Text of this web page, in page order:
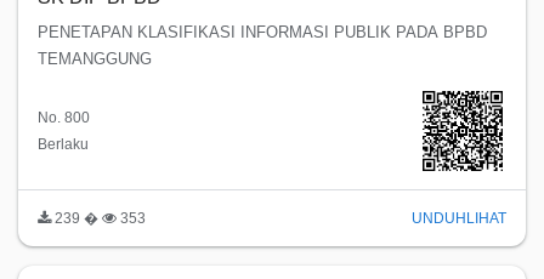
PENETAPAN KLASIFIKASI INFORMASI PUBLIK PADA BPBD
TEMANGGUNG
No. 800
Berlaku
239 � 353 UNDUHLIHAT